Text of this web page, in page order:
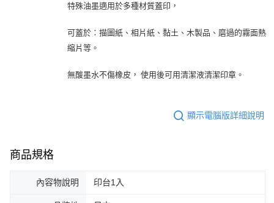
特殊油墨適用於多種材質蓋印，
可蓋於：描圖紙、相片紙、黏土、木製品、磨過的霧面熱
縮片等。
無酸墨水不傷橡皮， 使用後可用清潔液清潔印章。
顯示電腦版詳細說明
商品規格
內容物說明 印台1入